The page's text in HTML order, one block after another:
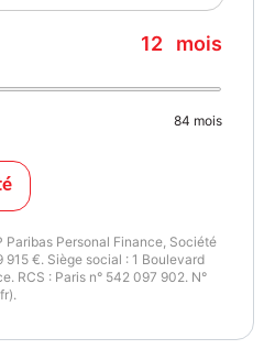
12 mois
84 mois
Paribas Personal Finance, Société
€. Siège social : 1 Boulevard
RCS : Paris n° 542 097 902. N°